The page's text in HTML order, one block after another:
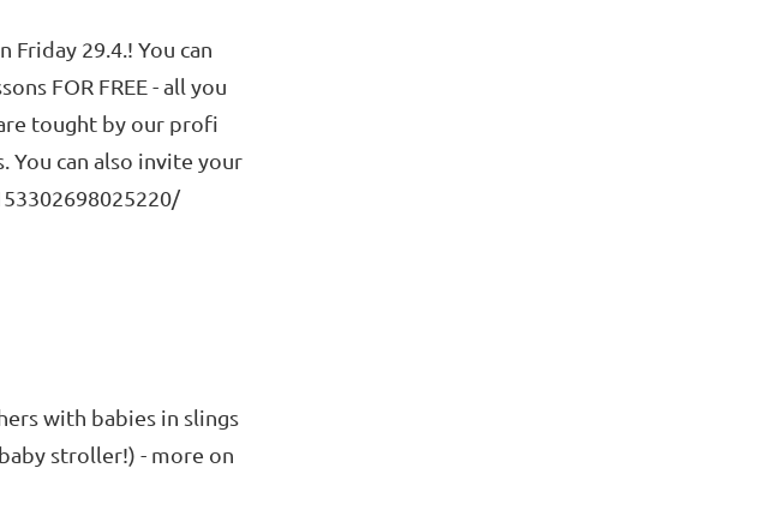
29.4.! You can
FOR FREE - all you
are tought by our profi
You can also invite your
with babies in slings
stroller!) - more on